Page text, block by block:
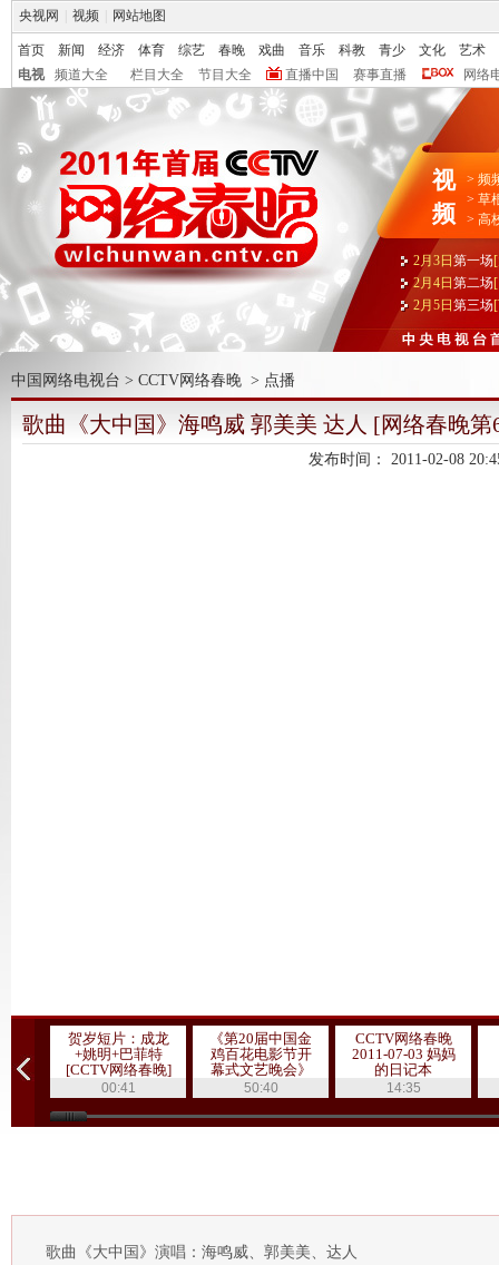
央视网 视频 网站地图
首页 新闻 经济 体育 综艺 春晚 戏曲 音乐 科教 青少 文化
艺术
电视
频道大全 栏目大全 节目大全 直播中国 赛事直播 网络
视
频
> 频
> 草
> 高
2月3日 第一场
2月4日 第二场
2月5日 第三场
中国网络电视台 > CCTV网络春晚 > 点播
歌曲《大中国》海鸣威 郭美美 达人 [网络春晚第
发布时间： 2011-02-08
贺岁短片：成龙
+姚明+巴菲特
[CCTV网络春晚]
00:41
《第20届中国金
鸡百花电影节开
幕式文艺晚会》
20111019 1/3
50:40
CCTV网络春晚
2011-07-03 妈妈
的日记本
14:35
歌曲《大中国》演唱：海鸣威、郭美美、达人